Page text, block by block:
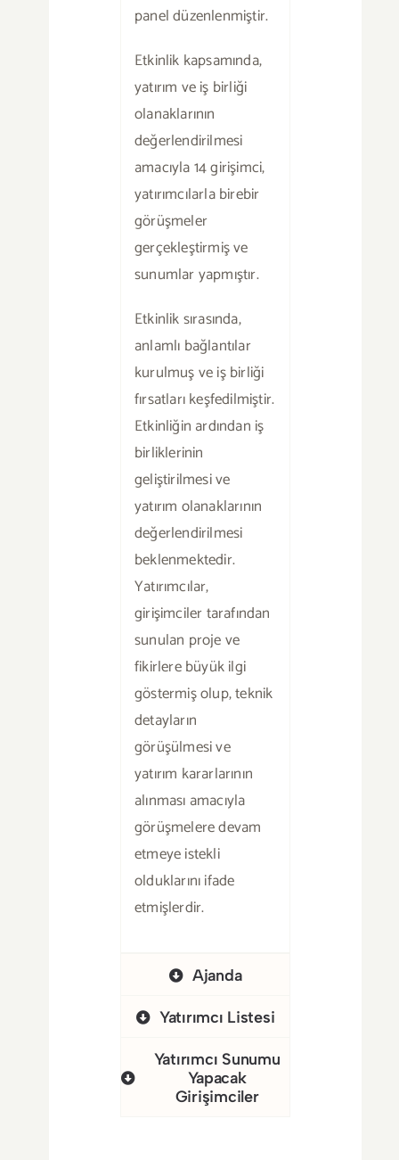
panel düzenlenmiştir.
Etkinlik kapsamında,
yatırım ve iş birliği
olanaklarının
değerlendirilmesi
amacıyla 14 girişimci,
yatırımcılarla birebir
görüşmeler
gerçekleştirmiş ve
sunumlar yapmıştır.
Etkinlik sırasında,
anlamlı bağlantılar
kurulmuş ve iş birliği
fırsatları keşfedilmiştir.
Etkinliğin ardından iş
birliklerinin
geliştirilmesi ve
yatırım olanaklarının
değerlendirilmesi
beklenmektedir.
Yatırımcılar,
girişimciler tarafından
sunulan proje ve
fikirlere büyük ilgi
göstermiş olup, teknik
detayların
görüşülmesi ve
yatırım kararlarının
alınması amacıyla
görüşmelere devam
etmeye istekli
olduklarını ifade
etmişlerdir.
Ajanda
Yatırımcı Listesi
Yatırımcı Sunumu
Yapacak
Girişimciler